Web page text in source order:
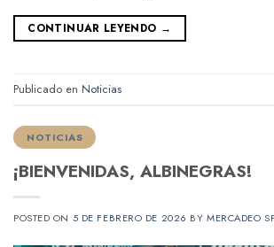
CONTINUAR LEYENDO →
Publicado en Noticias
NOTICIAS
¡BIENVENIDAS, ALBINEGRAS!
POSTED ON 5 DE FEBRERO DE 2026 BYMERCADEO